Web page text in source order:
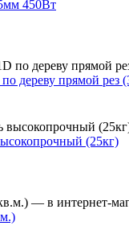
450Вт
дереву прямой рез
(25кг)